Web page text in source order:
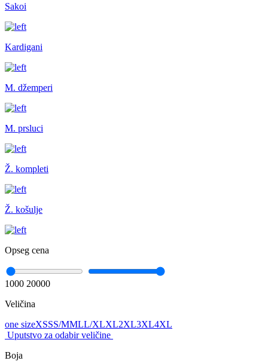
Sakoi
Kardigani
M. džemperi
M. prsluci
Ž. kompleti
Ž. košulje
Opseg cena
1000 20000
Veličina
one sizeXSSS/MMLL/XLXL2XL3XL4XL
Uputstvo za odabir veličine
Boja